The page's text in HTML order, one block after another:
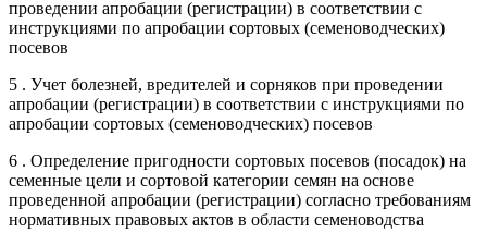
проведении апробации (регистрации) в соответствии с
инструкциями по апробации сортовых (семеноводческих)
посевов
5 . Учет болезней, вредителей и сорняков при проведении
апробации (регистрации) в соответствии с инструкциями по
апробации сортовых (семеноводческих) посевов
6 . Определение пригодности сортовых посевов (посадок) на
семенные цели и сортовой категории семян на основе
проведенной апробации (регистрации) согласно требованиям
нормативных правовых актов в области семеноводства